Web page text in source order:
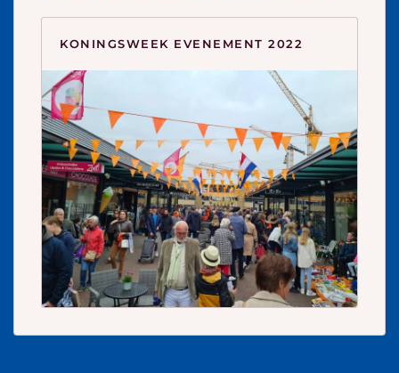
KONINGSWEEK EVENEMENT 2022